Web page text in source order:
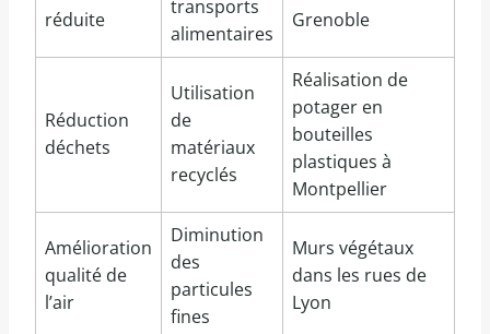
réduite
transports
alimentaires
Grenoble
Réduction
déchets
Utilisation
de
matériaux
recyclés
Réalisation de
potager en
bouteilles
plastiques à
Montpellier
Amélioration
qualité de
l’air
Diminution
des
particules
fines
Murs végétaux
dans les rues de
Lyon